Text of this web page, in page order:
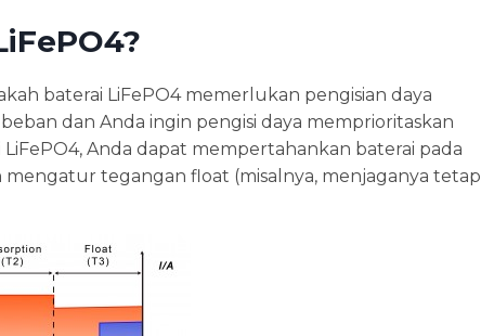
baterai LiFePO4 memerlukan pengisian daya
dan Anda ingin pengisi daya memprioritaskan
Anda dapat mempertahankan baterai pada
tegangan float (misalnya, menjaganya tetap